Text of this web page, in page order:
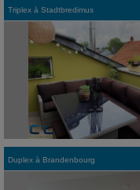
Triplex à Stadtbredimus
Duplex à Brandenbourg